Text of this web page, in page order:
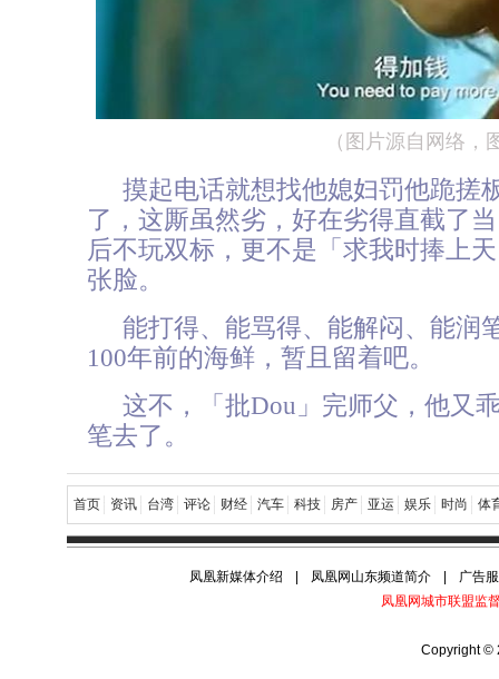
（图片源自网络，
摸起电话就想找他媳妇罚他跪搓
了，这厮虽然劣，好在劣得直截了
后不玩双标，更不是「求我时捧上
张脸。
能打得、能骂得、能解闷、能润
100年前的海鲜，暂且留着吧。
这不，「批Dou」完师父，他又
笔去了。
首页 资讯 台湾 评论 财经 汽车 科技 房产 亚运 娱乐 时尚 体
凤凰新媒体介绍 凤凰网山东频道简介
广告
凤凰网城市联盟监
Copyright ©